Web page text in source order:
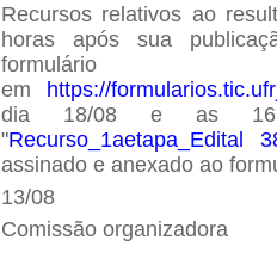
Recursos relativos ao
horas após sua
em https://
dia 18/08 e as
"Recurso_1aetapa_Edital
assinado e anexado ao
13/08
Comissão organizadora